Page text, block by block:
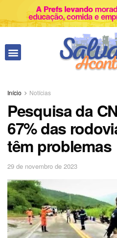
Início Notícias
Pesquisa da
67% das
têm problemas
29 de novembro de 2023